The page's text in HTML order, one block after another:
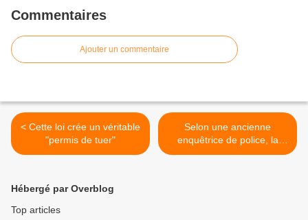
Commentaires
Ajouter un commentaire
< Cette loi crée un véritable
"permis de tuer"
Selon une ancienne
enquêtrice de police, la
moitié des cas de mort
Hébergé par Overblog
Top articles